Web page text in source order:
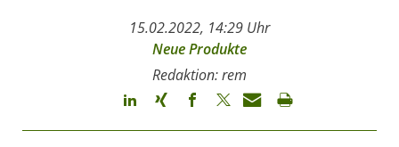
15.02.2022, 14:29 Uhr
Neue Produkte
Redaktion: rem